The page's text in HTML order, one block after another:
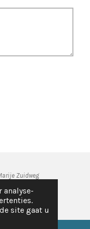
analyse-
site gaat u
Zuidweg